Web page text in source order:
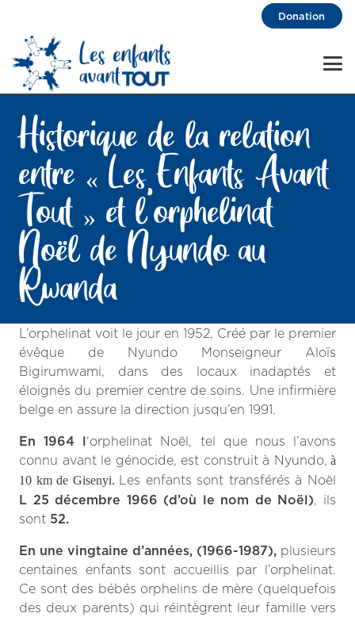
Donation
Historique de la relation
entre « Les Enfants Avant
Tout » et l’orphelinat
Noël de Nyundo au
Rwanda
L’orphelinat voit le jour en 1952, Créé par le premier
évêque de Nyundo Monseigneur Aloïs
Bigirumwami, dans des locaux inadaptés et
éloignés du premier centre de soins. Une infirmière
belge en assure la direction jusqu’en 1991.
En 1964 l‘orphelinat Noël, tel que nous l’avons
connu avant le génocide, est construit à Nyundo, à
10 km de Gisenyi. Les enfants sont transférés à Noël
L 25 décembre 1966 (d’où le nom de Noël), ils
sont 52.
En une vingtaine d’années, (1966-1987), plusieurs
centaines enfants sont accueillis par l’orphelinat.
Ce sont des bébés orphelins de mère (quelquefois
des deux parents) qui réintègrent leur famille vers